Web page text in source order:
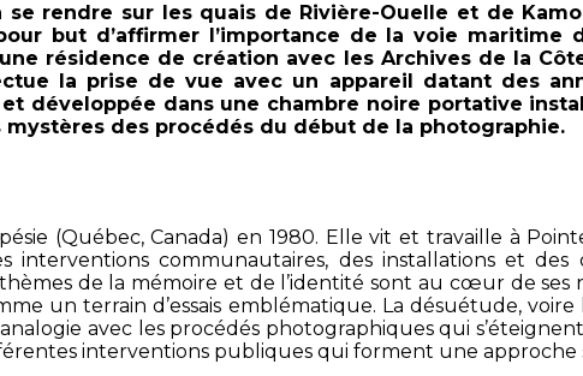
se rendre sur les quais de Rivière-Ouelle et de
but d’affirmer l’importance de la voie
résidence de création avec les Archives de la
la prise de vue avec un appareil datant des
développée dans une chambre noire portative
mystères des procédés du début de la photographie.
(Québec, Canada) en 1980. Elle vit et travaille à
interventions communautaires, des installations et
de la mémoire et de l’identité sont au cœur de ses
un terrain d’essais emblématique. La désuétude,
avec les procédés photographiques qui
interventions publiques qui forment une